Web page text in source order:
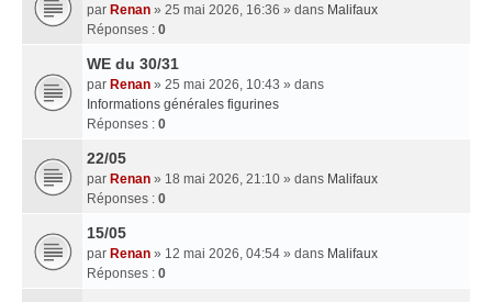
par Renan » 25 mai 2026, 16:36 » dans Malifaux
Réponses : 0
WE du 30/31
par Renan » 25 mai 2026, 10:43 » dans
Informations générales figurines
Réponses : 0
22/05
par Renan » 18 mai 2026, 21:10 » dans Malifaux
Réponses : 0
15/05
par Renan » 12 mai 2026, 04:54 » dans Malifaux
Réponses : 0